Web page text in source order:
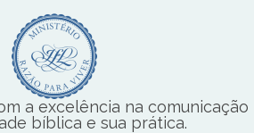
a excelência na comunicação
bíblica e sua prática.